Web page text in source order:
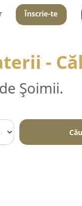
Înscrie-te
-
Șoimii.